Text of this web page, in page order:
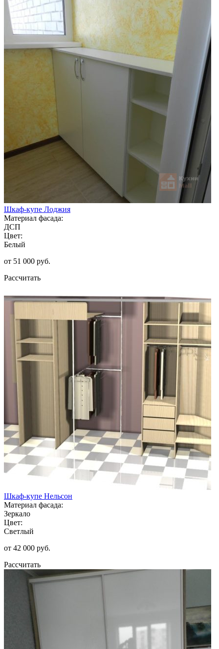
Шкаф-купе Лоджия
Материал фасада:
ДСП
Цвет:
Белый
от 51 000 руб.
Рассчитать
Шкаф-купе Нельсон
Материал фасада:
Зеркало
Цвет:
Светлый
от 42 000 руб.
Рассчитать